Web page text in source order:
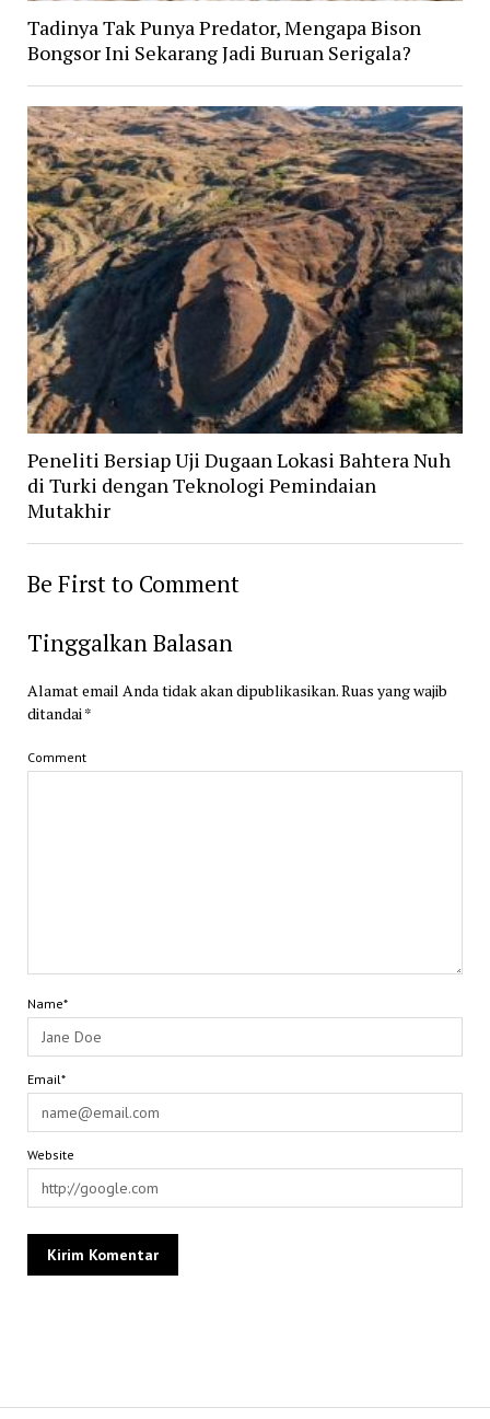
Tadinya Tak Punya Predator, Mengapa Bison
Bongsor Ini Sekarang Jadi Buruan Serigala?
Peneliti Bersiap Uji Dugaan Lokasi Bahtera Nuh
di Turki dengan Teknologi Pemindaian
Mutakhir
Be First to Comment
Tinggalkan Balasan
Alamat email Anda tidak akan dipublikasikan.Ruas yang wajib
ditandai*
Comment
Name*
Email*
Website